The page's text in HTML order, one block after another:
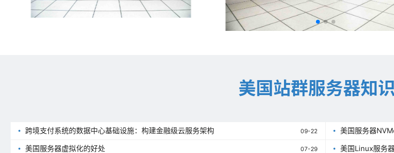
美国站群服务器知
跨境支付系统的数据中心基础设施：构建金融级云服务架构 09-22 美国服务器
美国服务器虚拟化的好处 07-29 美国Linux服务